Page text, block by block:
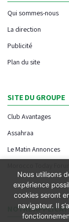
Qui sommes-nous
La direction
Publicité
Plan du site
SITE DU GROUPE
Club Avantages
Assahraa
Le Matin Annonces
NOTRE
Nous utilisons
expérience
cookies seront
navigateur. Il